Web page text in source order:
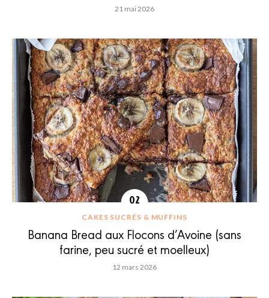
21 mai 2026
CAKES SUCRÉS & MUFFINS
Banana Bread aux Flocons d’Avoine (sans
farine, peu sucré et moelleux)
12 mars 2026